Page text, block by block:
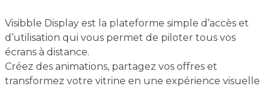
Visibble Display est la plateforme simple d’accès et
d’utilisation qui vous permet de piloter tous vos
écrans à distance.
Créez des animations, partagez vos offres et
transformez votre vitrine en une expérience visuelle